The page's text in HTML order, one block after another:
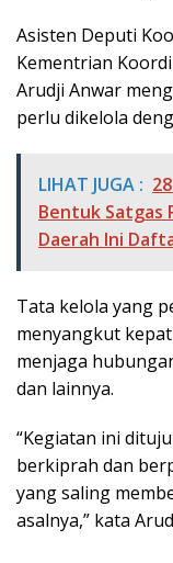
Asisten Deputi
Kementrian
Arudji Anwar
perlu dikelola
LIHAT JUGA :
Bentuk Satgas
Daerah Ini
Tata kelola yang
menyangkut
menjaga
dan lainnya.
“Kegiatan ini
berkiprah dan
yang saling
asalnya,” kata